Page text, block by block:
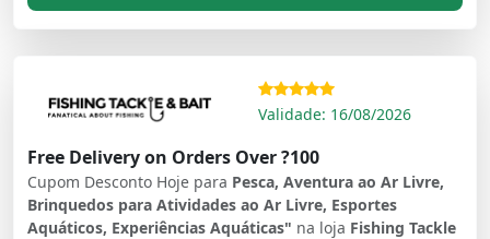
Validade: 16/08/2026
Free Delivery on Orders Over ?100
Cupom Desconto Hoje para Pesca, Aventura ao Ar Livre,
Brinquedos para Atividades ao Ar Livre, Esportes
Aquáticos, Experiências Aquáticas" na loja Fishing Tackle